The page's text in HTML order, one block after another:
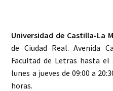
Universidad de Castilla-La
de Ciudad Real. Avenida
Facultad de Letras hasta
lunes a jueves de 09:00 a
horas.